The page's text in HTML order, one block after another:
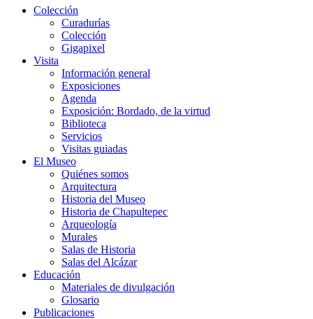
Colección
Curadurías
Colección
Gigapixel
Visita
Información general
Exposiciones
Agenda
Exposición: Bordado, de la virtud
Biblioteca
Servicios
Visitas guiadas
El Museo
Quiénes somos
Arquitectura
Historia del Museo
Historia de Chapultepec
Arqueología
Murales
Salas de Historia
Salas del Alcázar
Educación
Materiales de divulgación
Glosario
Publicaciones